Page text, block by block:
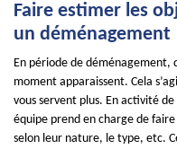
Faire estimer les
un déménagement
En période de déménagement,
moment apparaissent. Cela
vous servent plus. En activité
équipe prend en charge de
selon leur nature, le type, etc.